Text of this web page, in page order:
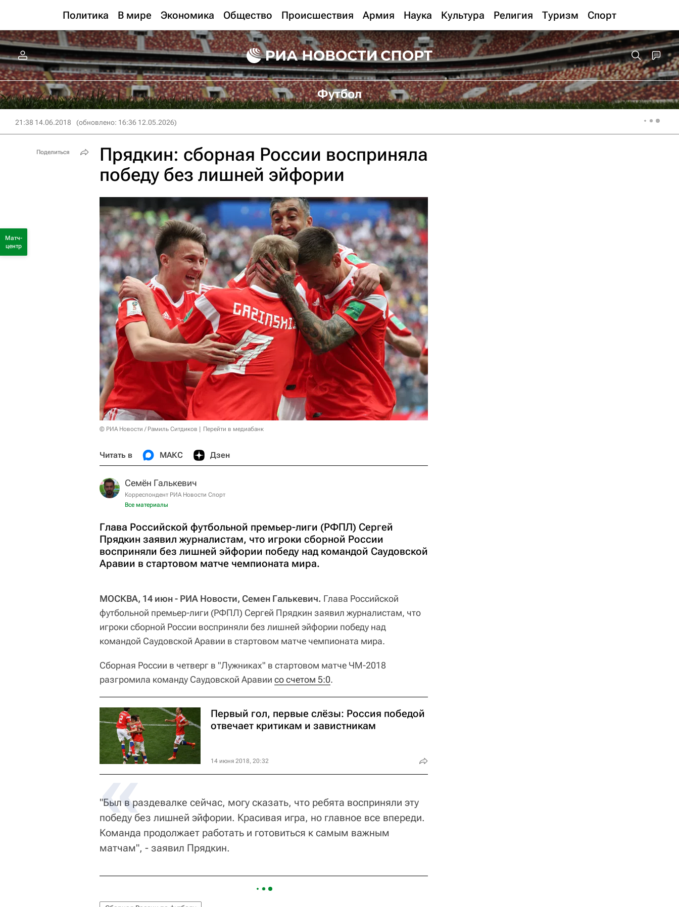
Политика В мире Экономика Общество Происшествия Армия Наука Культура Религия Туризм Спорт
Футбол
21:38 14.06.2018 (обновлено: 16:36 12.05.2026)
Прядкин: сборная России восприняла
победу без лишней эйфории
© РИА Новости / Рамиль Ситдиков Перейти в медиабанк
Читать в МАКС Дзен
Семён Галькевич
Корреспондент РИА Новости Спорт
Все материалы
Глава Российской футбольной премьер-лиги (РФПЛ) Сергей
Прядкин заявил журналистам, что игроки сборной России
восприняли без лишней эйфории победу над командой Саудовской
Аравии в стартовом матче чемпионата мира.
МОСКВА, 14 июн - РИА Новости, Семен Галькевич. Глава Российской
футбольной премьер-лиги (РФПЛ) Сергей Прядкин заявил журналистам, что
игроки сборной России восприняли без лишней эйфории победу над
командой Саудовской Аравии в стартовом матче чемпионата мира.
Сборная России в четверг в "Лужниках" в стартовом матче ЧМ-2018
разгромила команду Саудовской Аравии со счетом 5:0.
Первый гол, первые слёзы: Россия победой
отвечает критикам и завистникам
14 июня 2018, 20:32
"Был в раздевалке сейчас, могу сказать, что ребята восприняли эту
победу без лишней эйфории. Красивая игра, но главное все впереди.
Команда продолжает работать и готовиться к самым важным
матчам", - заявил Прядкин.
Поделиться
Матч-
центр